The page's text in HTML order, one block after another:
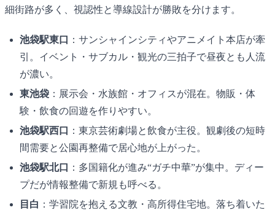
細街路が多く、視認性と導線設計が勝敗を分けます。
池袋駅東口
：サンシャインシティやアニメイト本店が牽
引。イベント・サブカル・観光の三拍子で昼夜とも人流
が濃い。
東池袋 ：展示会・水族館・オフィスが混在。物販・体
験・飲食の回遊を作りやすい。
池袋駅西口
：東京芸術劇場と飲食が主役。観劇後の短時
間需要と公園再整備で居心地が上がった。
池袋駅北口
：多国籍化が進み“ガチ中華”が集中。ディー
プだが情報整備で新規も呼べる。
目白 ：学習院を抱える文教・高所得住宅地。落ち着いた